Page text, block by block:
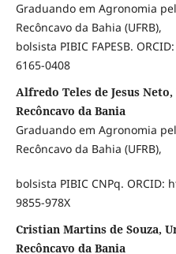
Graduando em Agronomia
Recôncavo da Bahia (UFRB),
bolsista PIBIC FAPESB.
6165-0408
Alfredo Teles de Jesus
Recôncavo da Bania
Graduando em Agronomia
Recôncavo da Bahia (UFRB),
bolsista PIBIC CNPq.
9855-978X
Cristian Martins de Souza,
Recôncavo da Bania